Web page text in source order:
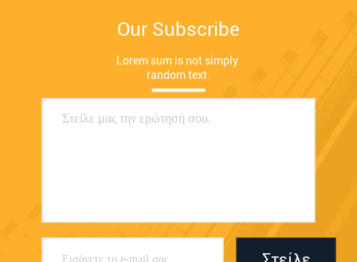
Our Subscribe
Lorem sum is not simply
random text.